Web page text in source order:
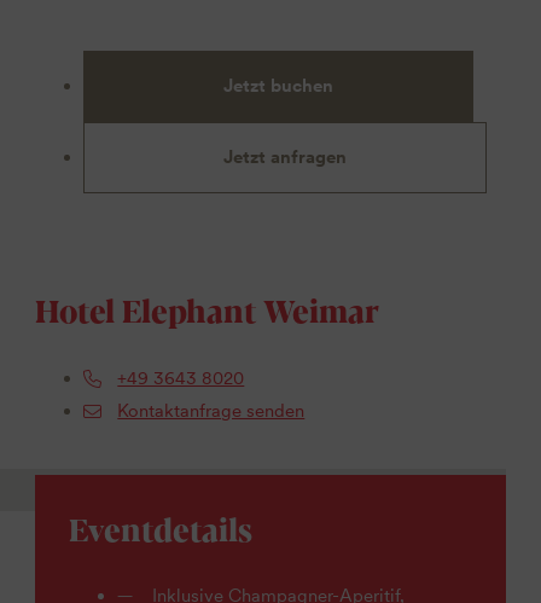
Hotel Elephant Weimar
+49 3643 8020
Kontaktanfrage senden
Jetzt buchen
Jetzt anfragen
Eventdetails
Inklusive Champagner-Aperitif,